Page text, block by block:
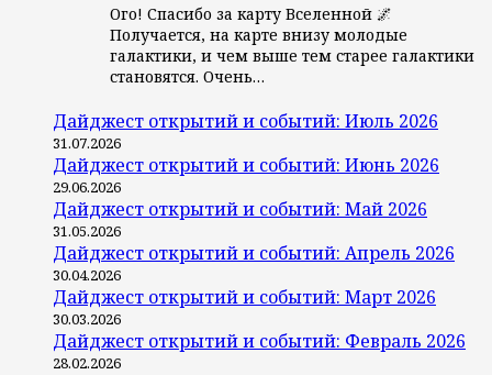
Ого! Спасибо за карту Вселенной 🌌
Получается, на карте внизу молодые
галактики, и чем выше тем старее галактики
становятся. Очень…
Дайджест открытий и событий: Июль 2026
31.07.2026
Дайджест открытий и событий: Июнь 2026
29.06.2026
Дайджест открытий и событий: Май 2026
31.05.2026
Дайджест открытий и событий: Апрель 2026
30.04.2026
Дайджест открытий и событий: Март 2026
30.03.2026
Дайджест открытий и событий: Февраль 2026
28.02.2026